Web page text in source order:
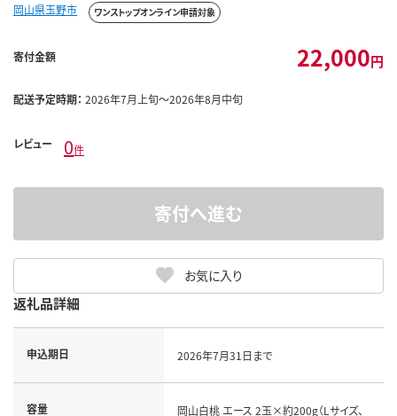
岡山県玉野市 ワンストップオンライン申請対象
寄付金額 22,000円
配送予定時期： 2026年7月上旬～2026年8月中旬
レビュー 0件
お気に入り
寄付へ進む
返礼品詳細
申込期日 2026年7月31日まで
容量
岡山白桃 エース 2玉×約200g（Lサイズ、